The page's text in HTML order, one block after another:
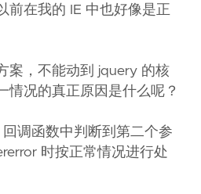
前在我的 IE 中也好像是正
案，不能动到 jquery 的核
情况的真正原因是什么呢？
调函数中判断到第二个参
时按正常情况进行处